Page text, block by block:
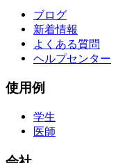
ブログ
新着情報
よくある質問
ヘルプセンター
使用例
学生
医師